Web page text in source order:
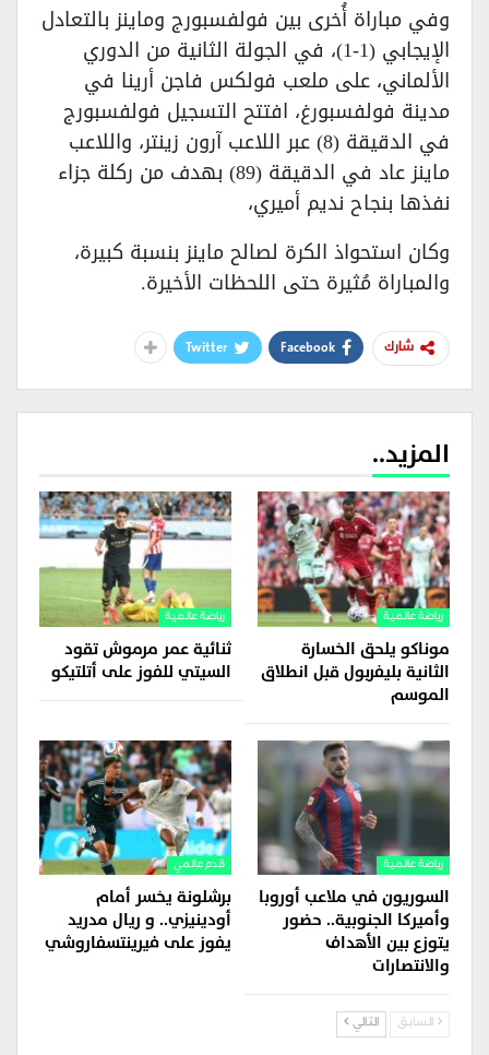
وفي مباراة أُخرى بين فولفسبورج وماينز بالتعادل
الإيجابي (1-1)، في الجولة الثانية من الدوري
الألماني، على ملعب فولكس فاجن أرينا في
مدينة فولفسبورغ، افتتح التسجيل فولفسبورج
في الدقيقة (8) عبر اللاعب آرون زينتر، واللاعب
ماينز عاد في الدقيقة (89) بهدف من ركلة جزاء
نفذها بنجاح نديم أميري،
وكان استحواذ الكرة لصالح ماينز بنسبة كبيرة،
والمباراة مُثيرة حتى اللحظات الأخيرة.
شارك Facebook
Twitter
المزيد..
رياضة عالمية
موناكو يلحق الخسارة
الثانية بليفربول قبل انطلاق
الموسم
رياضة عالمية
ثنائية عمر مرموش تقود
السيتي للفوز على أتلتيكو
رياضة عالمية
السوريون في ملاعب أوروبا
وأميركا الجنوبية.. حضور
يتوزع بين الأهداف
والانتصارات
قدم عالمي
برشلونة يخسر أمام
أودينيزي.. و ريال مدريد
يفوز على فيرينتسفاروشي
السابق التالي